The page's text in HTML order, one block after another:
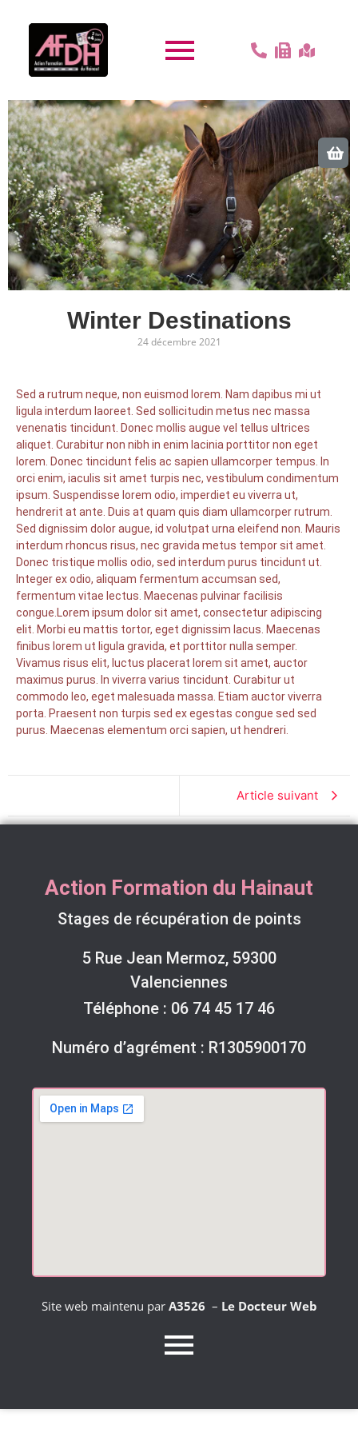
Winter Destinations
24 décembre 2021
Sed a rutrum neque, non euismod lorem. Nam dapibus mi ut
ligula interdum laoreet. Sed sollicitudin metus nec massa
venenatis tincidunt. Donec mollis augue vel tellus ultrices
aliquet. Curabitur non nibh in enim lacinia porttitor non eget
lorem. Donec tincidunt felis ac sapien ullamcorper tempus. In
orci enim, iaculis sit amet turpis nec, vestibulum condimentum
ipsum. Suspendisse lorem odio, imperdiet eu viverra ut,
hendrerit at ante. Duis at quam quis diam ullamcorper rutrum.
Sed dignissim dolor augue, id volutpat urna eleifend non. Mauris
interdum rhoncus risus, nec gravida metus tempor sit amet.
Donec tristique mollis odio, sed interdum purus tincidunt ut.
Integer ex odio, aliquam fermentum accumsan sed,
fermentum vitae lectus. Maecenas pulvinar facilisis
congue.Lorem ipsum dolor sit amet, consectetur adipiscing
elit. Morbi eu mattis tortor, eget dignissim lacus. Maecenas
finibus lorem ut ligula gravida, et porttitor nulla semper.
Vivamus risus elit, luctus placerat lorem sit amet, auctor
maximus purus. In viverra varius tincidunt. Curabitur ut
commodo leo, eget malesuada massa. Etiam auctor viverra
porta. Praesent non turpis sed ex egestas congue sed sed
purus. Maecenas elementum orci sapien, ut hendreri.
Article suivant
Action Formation du Hainaut
Stages de récupération de points
5 Rue Jean Mermoz, 59300
Valenciennes
Téléphone : 06 74 45 17 46
Numéro d’agrément : R1305900170
Site web maintenu par A3526 – Le Docteur Web